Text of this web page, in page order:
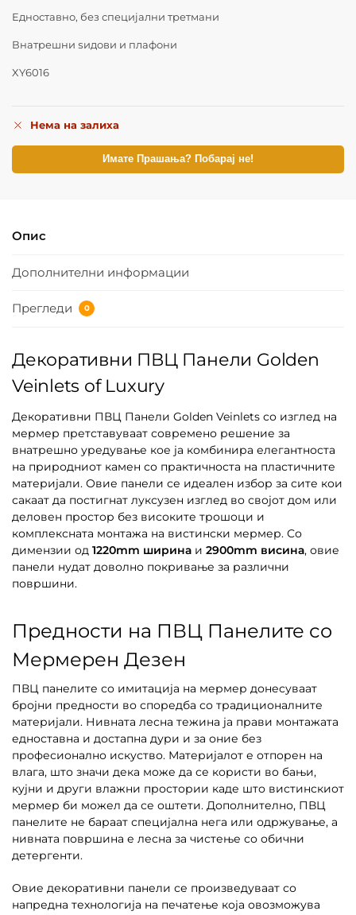
Едноставно, без специјални третмани
Внатрешни ѕидови и плафони
XY6016
Нема на залиха
Имате Прашања? Побарај не!
Опис
Дополнителни информации
Прегледи 0
Декоративни ПВЦ Панели Golden
Veinlets of Luxury
Декоративни ПВЦ Панели Golden Veinlets со изглед на
мермер претставуваат современо решение за
внатрешно уредување кое ја комбинира елегантноста
на природниот камен со практичноста на пластичните
материјали. Овие панели се идеален избор за сите кои
сакаат да постигнат луксузен изглед во својот дом или
деловен простор без високите трошоци и
комплексната монтажа на вистински мермер. Со
димензии од 1220mm ширина и 2900mm висина, овие
панели нудат доволно покривање за различни
површини.
Предности на ПВЦ Панелите со
Мермерен Дезен
ПВЦ панелите со имитација на мермер донесуваат
бројни предности во споредба со традиционалните
материјали. Нивната лесна тежина ја прави монтажата
едноставна и достапна дури и за оние без
професионално искуство. Материјалот е отпорен на
влага, што значи дека може да се користи во бањи,
кујни и други влажни простории каде што вистинскиот
мермер би можел да се оштети. Дополнително, ПВЦ
панелите не бараат специјална нега или одржување, а
нивната површина е лесна за чистење со обични
детергенти.
Овие декоративни панели се произведуваат со
напредна технологија на печатење која овозможува